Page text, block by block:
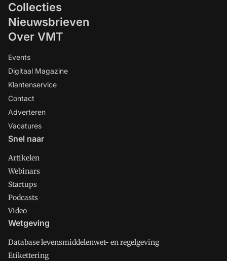
Collecties
Nieuwsbrieven
Over VMT
Events
Digitaal Magazine
Klantenservice
Contact
Adverteren
Vacatures
Snel naar
Artikelen
Webinars
Startups
Podcasts
Video
Wetgeving
Database levensmiddelenwet- en regelgeving
Etikettering